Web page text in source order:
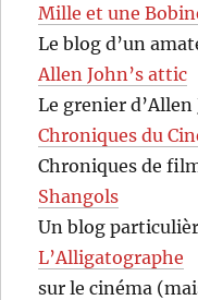
Mille et une
Le blog d’un
Allen John’s attic
Le grenier
Chroniques du
Chroniques de
Shangols
Un blog
L’Alligatographe
sur le cinéma